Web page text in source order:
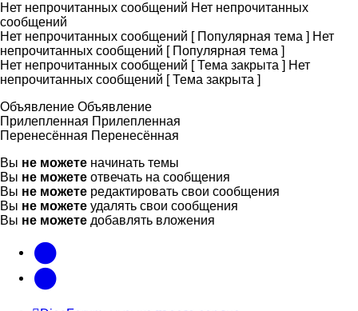
Нет непрочитанных сообщений Нет непрочитанных
сообщений
Нет непрочитанных сообщений [ Популярная тема ] Нет
непрочитанных сообщений [ Популярная тема ]
Нет непрочитанных сообщений [ Тема закрыта ] Нет
непрочитанных сообщений [ Тема закрыта ]
Объявление Объявление
Прилепленная Прилепленная
Перенесённая Перенесённая
Вы не можете начинать темы
Вы не можете отвечать на сообщения
Вы не можете редактировать свои сообщения
Вы не можете удалять свои сообщения
Вы не можете добавлять вложения
vk
Telegram